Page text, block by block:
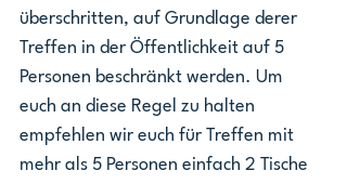
überschritten, auf Grundlage derer
Treffen in der Öffentlichkeit auf 5
Personen beschränkt werden. Um
euch an diese Regel zu halten
empfehlen wir euch für Treffen mit
mehr als 5 Personen einfach 2 Tische